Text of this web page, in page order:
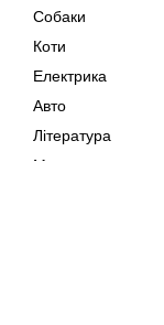
Собаки
Коти
Електрика
Авто
Література
Музика